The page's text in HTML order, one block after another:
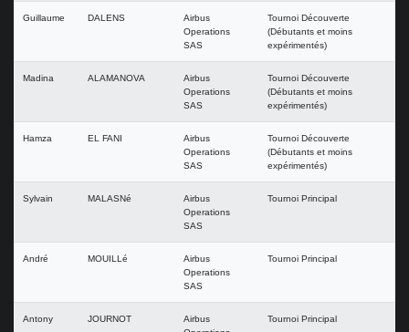
Guillaume DALENS
Airbus
Operations
SAS
Tournoi Découverte
(Débutants et moins
expérimentés)
Madina ALAMANOVA
Airbus
Operations
SAS
Tournoi Découverte
(Débutants et moins
expérimentés)
Hamza EL FANI
Airbus
Operations
SAS
Tournoi Découverte
(Débutants et moins
expérimentés)
Sylvain MALASNé
Airbus
Operations
SAS
Tournoi Principal
André MOUILLé
Airbus
Operations
SAS
Tournoi Principal
Antony JOURNOT
Airbus
Tournoi Principal